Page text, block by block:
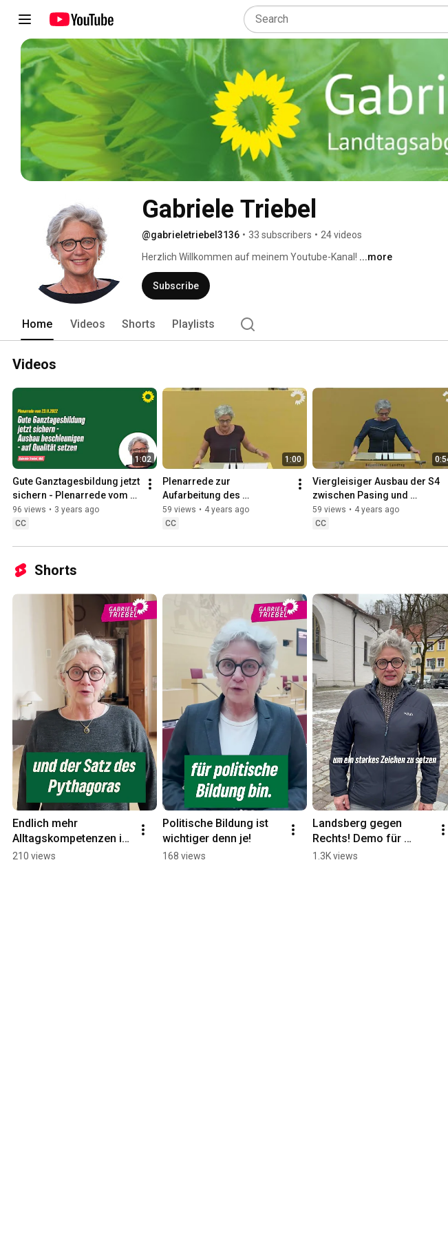
Gabriele Triebel
@gabrieletriebel3136 • 33 subscribers • 24 videos
Herzlich Willkommen auf meinem Youtube-Kanal! ...more
Subscribe
Home Videos Shorts Playlists
Videos
1:02
Gute Ganztagesbildung jetzt
sichern - Plenarrede vom
23.11.2022
96 views • 3 years ago
CC
1:00
Plenarrede zur
Aufarbeitung des
Missbrauchsskandals in
der katholischen Kirche
59 views • 4 years ago
CC
Viergleisiger Ausbau der S4
zwischen Pasing und
Eichenau! Plenarrede vom
02.02.2022
59 views • 4 years ago
CC
Shorts
Endlich mehr
Alltagskompetenzen in
der Schule!
210 views
Politische Bildung ist
wichtiger denn je!
168 views
Landsberg gegen
Rechts! Demo für
Vielfalt und Toleranz
1.3K views